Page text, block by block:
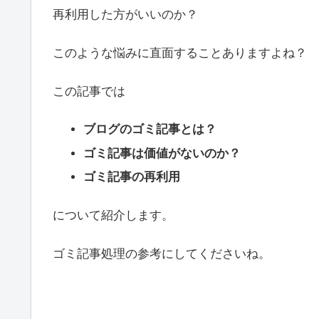
再利用した方がいいのか？
このような悩みに直面することありますよね？
この記事では
ブログのゴミ記事とは？
ゴミ記事は価値がないのか？
ゴミ記事の再利用
について紹介します。
ゴミ記事処理の参考にしてくださいね。